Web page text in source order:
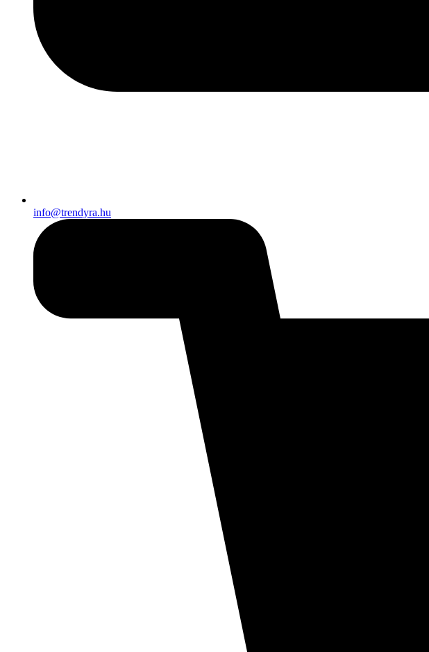
info@trendyra.hu